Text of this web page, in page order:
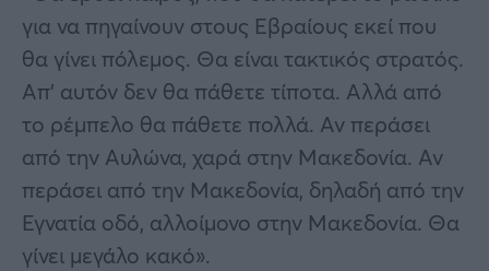
για να πηγαίνουν στους Εβραίους εκεί που
θα γίνει πόλεμος. Θα είναι τακτικός στρατός.
Απ’ αυτόν δεν θα πάθετε τίποτα. Αλλά από
το ρέμπελο θα πάθετε πολλά. Αν περάσει
από την Αυλώνα, χαρά στην Μακεδονία. Αν
περάσει από την Μακεδονία, δηλαδή από την
Εγνατία οδό, αλλοίμονο στην Μακεδονία. Θα
γίνει μεγάλο κακό».